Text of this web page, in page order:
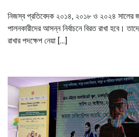
নিজস্ব প্রতিবেদক ২০১৪, ২০১৮ ও ২০২৪ সালের
পালনকারীদের আসন্ন নির্বাচনে বিরত রাখা হবে।
রাখার পদক্ষেপ নেয়া […]